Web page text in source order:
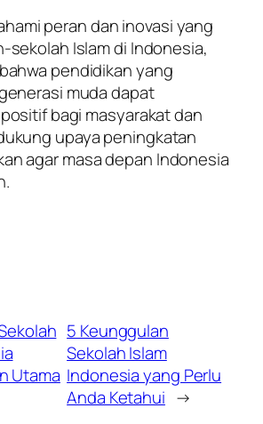
peran dan inovasi yang
sekolah Islam di Indonesia,
pendidikan yang
muda dapat
bagi masyarakat dan
upaya peningkatan
agar masa depan Indonesia
Utama
5 Keunggulan
Sekolah Islam
Indonesia yang Perlu
Anda Ketahui →